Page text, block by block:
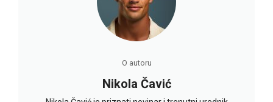
O autoru
Nikola Čavić